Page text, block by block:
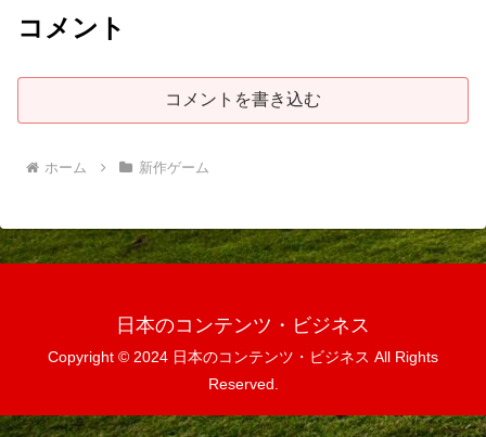
コメント
コメントを書き込む
ホーム 新作ゲーム
日本のコンテンツ・ビジネス
Copyright © 2024 日本のコンテンツ・ビジネス All Rights
Reserved.